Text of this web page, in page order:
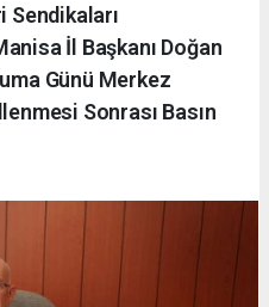
Sendikaları
İl Başkanı Doğan
Günü Merkez
Sonrası Basın